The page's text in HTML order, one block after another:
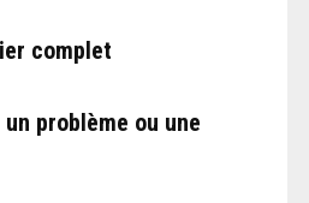
complet
problème ou une